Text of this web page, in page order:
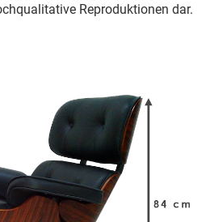
Reproduktionen dar.